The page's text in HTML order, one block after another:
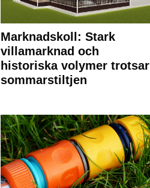
Marknadskoll: Stark
villamarknad och
historiska volymer trotsar
sommarstiltjen